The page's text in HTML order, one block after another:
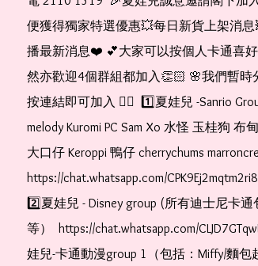
便獲得獨家特選優惠💥每日新貨上架消
播最新消息❤️ 💕大家可以按個人卡通喜
然亦歡迎4個群組都加入👏🏻 🌸我們暫時
按連結即可加入 👇🏻  1️⃣夏娃兒 -Sanrio
melody Kuromi PC Sam Xo 水怪 玉桂狗 布
大口仔 Keroppi 鴨仔 cherrychums
https://chat.whatsapp.com/
2️⃣夏娃兒 - Disney group (所有迪士尼卡通
等）  https://chat.whatsapp.com/
娃兒-卡通動漫group 1（包括：Miffy/麵包